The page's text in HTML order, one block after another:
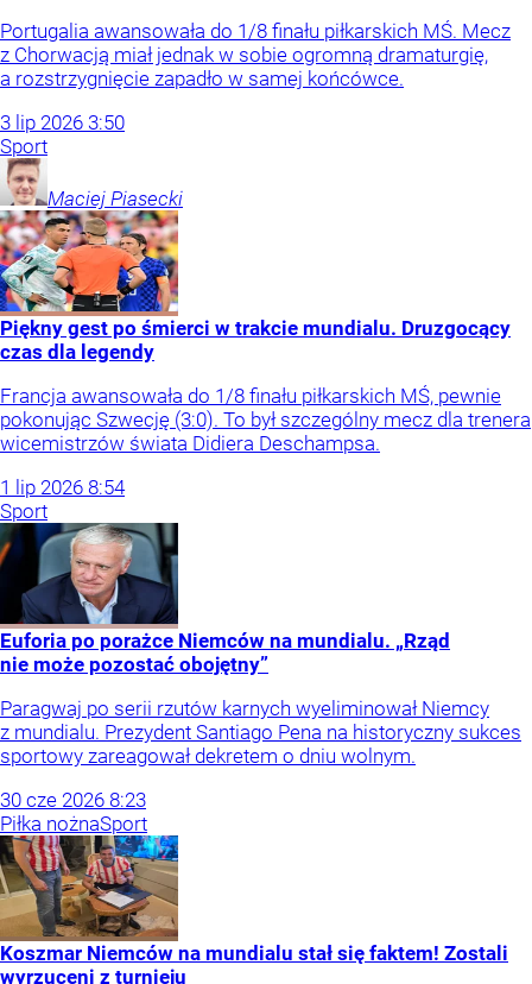
Portugalia awansowała do 1/8 finału piłkarskich MŚ. Mecz
z Chorwacją miał jednak w sobie ogromną dramaturgię,
a rozstrzygnięcie zapadło w samej końcówce.
3 lip 2026 3:50
Sport
Maciej Piasecki
Piękny gest po śmierci w trakcie mundialu. Druzgocący
czas dla legendy
Francja awansowała do 1/8 finału piłkarskich MŚ, pewnie
pokonując Szwecję (3:0). To był szczególny mecz dla trenera
wicemistrzów świata Didiera Deschampsa.
1 lip 2026 8:54
Sport
Euforia po porażce Niemców na mundialu. „Rząd
nie może pozostać obojętny”
Paragwaj po serii rzutów karnych wyeliminował Niemcy
z mundialu. Prezydent Santiago Pena na historyczny sukces
sportowy zareagował dekretem o dniu wolnym.
30 cze 2026 8:23
Piłka nożnaSport
Koszmar Niemców na mundialu stał się faktem! Zostali
wyrzuceni z turnieju